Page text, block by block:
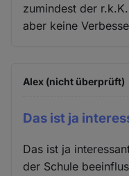
zumindest der
aber keine
Alex (nicht überprüft)
Das ist ja
Das ist ja
der Schule